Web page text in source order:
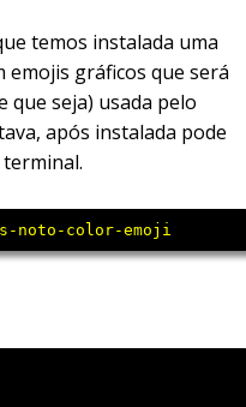
temos instalada uma
emojis gráficos que será
que seja) usada pelo
após instalada pode
noto-color-emoji